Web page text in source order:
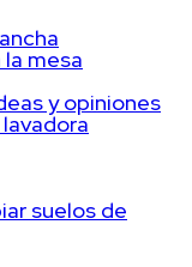
mesa
y opiniones
suelos de